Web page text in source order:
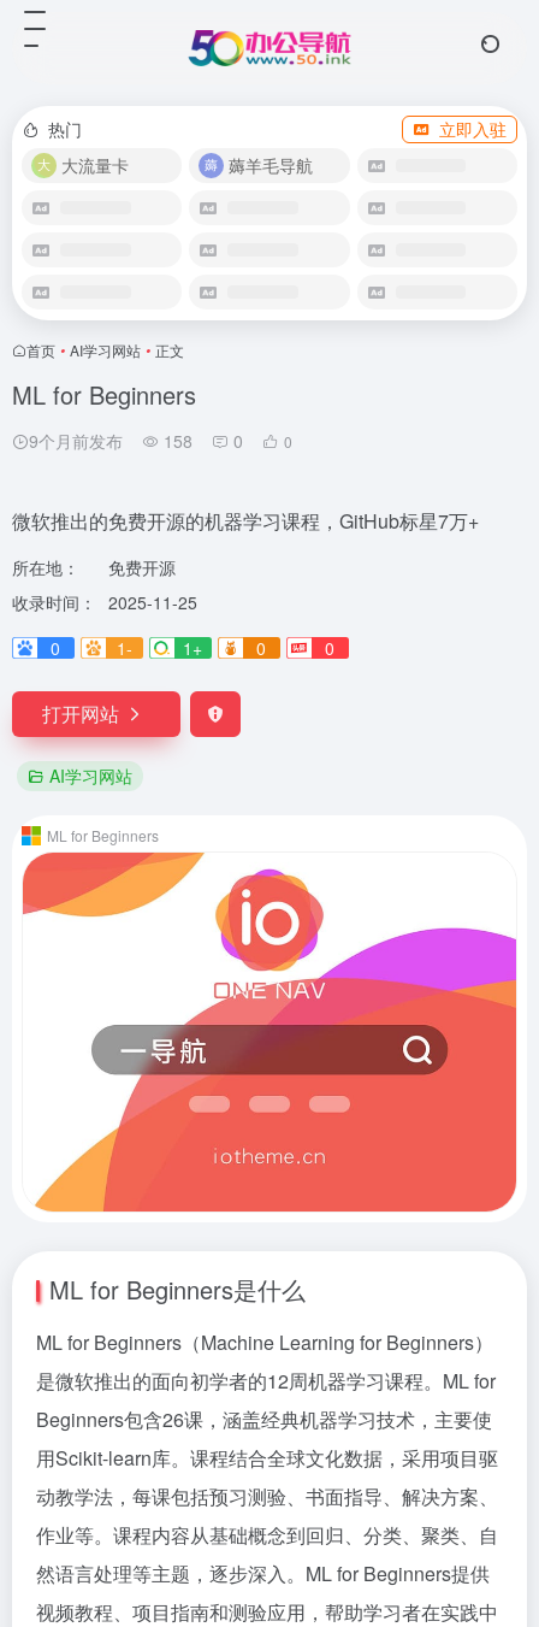
热门
立即入驻
大流量卡
薅羊毛导航
首页 • AI学习网站 • 正文
ML for Beginners
9个月前发布 158 0 0
微软推出的免费开源的机器学习课程，GitHub标星7万+
所在地：
免费开源
收录时间：
2025-11-25
0
1- 1+ 0 0
打开网站
AI学习网站
ML for Beginners
ML for Beginners是什么
ML for Beginners（Machine Learning for Beginners）
是微软推出的面向初学者的12周机器学习课程。ML for
Beginners包含26课，涵盖经典机器学习技术，主要使
用Scikit-learn库。课程结合全球文化数据，采用项目驱
动教学法，每课包括预习测验、书面指导、解决方案、
作业等。课程内容从基础概念到回归、分类、聚类、自
然语言处理等主题，逐步深入。ML for Beginners提供
视频教程、项目指南和测验应用，帮助学习者在实践中